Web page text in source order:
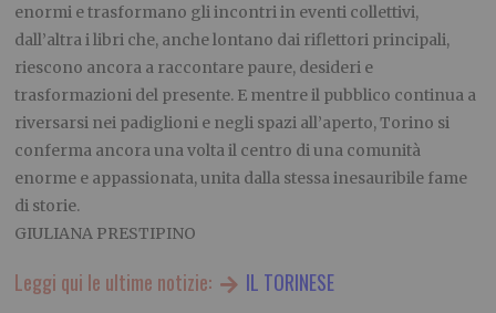
enormi e trasformano gli incontri in eventi collettivi,
dall’altra i libri che, anche lontano dai riflettori principali,
riescono ancora a raccontare paure, desideri e
trasformazioni del presente. E mentre il pubblico continua a
riversarsi nei padiglioni e negli spazi all’aperto, Torino si
conferma ancora una volta il centro di una comunità
enorme e appassionata, unita dalla stessa inesauribile fame
di storie.
GIULIANA PRESTIPINO
Leggi qui le ultime notizie: IL TORINESE